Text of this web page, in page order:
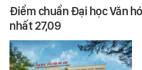
Điểm chuẩn Đại học Văn
nhất 27,09